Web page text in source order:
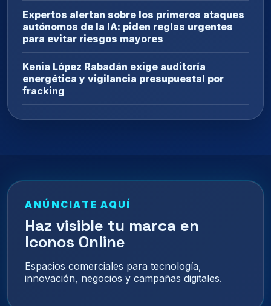
Expertos alertan sobre los primeros ataques
autónomos de la IA: piden reglas urgentes
para evitar riesgos mayores
Kenia López Rabadán exige auditoría
energética y vigilancia presupuestal por
fracking
ANÚNCIATE AQUÍ
Haz visible tu marca en
Iconos Online
Espacios comerciales para tecnología,
innovación, negocios y campañas digitales.